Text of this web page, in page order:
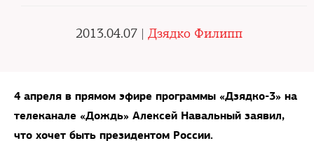
2013.04.07 | Дзядко Филипп
4 апреля в прямом эфире программы «Дзядко-3» на
телеканале «Дождь» Алексей Навальный заявил,
что хочет быть президентом России.